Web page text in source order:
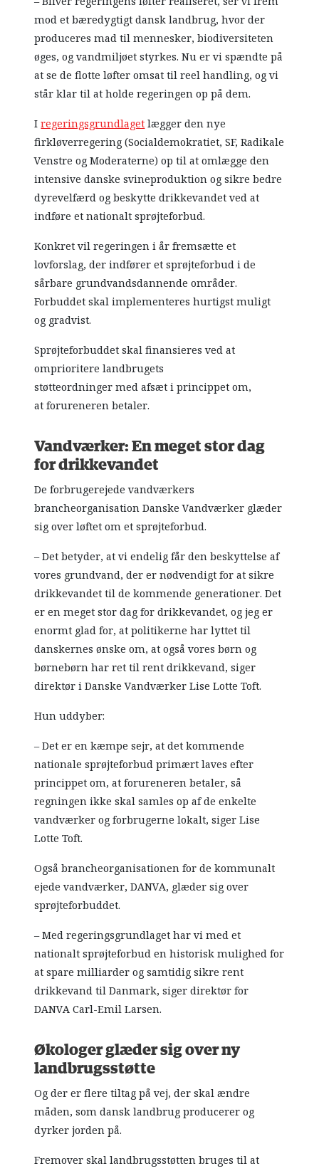
mod et bæredygtigt dansk landbrug, hvor der
produceres mad til mennesker, biodiversiteten
øges, og vandmiljøet styrkes. Nu er vi spændte på
at se de flotte løfter omsat til reel handling, og vi
står klar til at holde regeringen op på dem.
Iregeringsgrundlagetlægger den nye
firkløverregering (Socialdemokratiet, SF, Radikale
Venstre og Moderaterne) op til at omlægge den
intensive danske svineproduktion og sikre bedre
dyrevelfærd og beskytte drikkevandet ved at
indføre et nationalt sprøjteforbud.
Konkret vil regeringen i år fremsætte et
lovforslag, der indfører et sprøjteforbud i de
sårbare grundvandsdannende områder.
Forbuddet skal implementeres hurtigst muligt
og gradvist.
Sprøjteforbuddet skal finansieres ved at
omprioritere landbrugets
støtteordninger med afsæt i princippet om,
at forureneren betaler.
Vandværker: En meget stor dag
for drikkevandet
De forbrugerejede vandværkers
brancheorganisation Danske Vandværker glæder
sig over løftet om et sprøjteforbud.
– Det betyder, at vi endelig får den beskyttelse af
vores grundvand, der er nødvendigt for at sikre
drikkevandet til de kommende generationer. Det
er en meget stor dag for drikkevandet, og jeg er
enormt glad for, at politikerne har lyttet til
danskernes ønske om, at også vores børn og
børnebørn har ret til rent drikkevand, siger
direktør i Danske Vandværker Lise Lotte Toft.
Hun uddyber:
– Det er en kæmpe sejr, at det kommende
nationale sprøjteforbud primært laves efter
princippet om, at forureneren betaler, så
regningen ikke skal samles op af de enkelte
vandværker og forbrugerne lokalt, siger Lise
Lotte Toft.
Også brancheorganisationen for de kommunalt
ejede vandværker, DANVA, glæder sig over
sprøjteforbuddet.
– Med regeringsgrundlaget har vi med et
nationalt sprøjteforbud en historisk mulighed for
at spare milliarder og samtidig sikre rent
drikkevand til Danmark, siger direktør for
DANVA Carl-Emil Larsen.
Økologer glæder sig over ny
landbrugsstøtte
Og der er flere tiltag på vej, der skal ændre
måden, som dansk landbrug producerer og
dyrker jorden på.
Fremover skal landbrugsstøtten bruges til at